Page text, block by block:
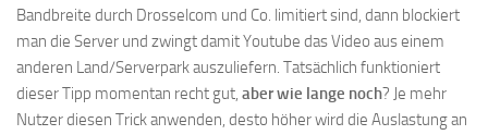
Bandbreite durch Drosselcom und Co. limitiert sind, dann blockiert
man die Server und zwingt damit Youtube das Video aus einem
anderen Land/Serverpark auszuliefern. Tatsächlich funktioniert
dieser Tipp momentan recht gut, aber wie lange noch? Je mehr
Nutzer diesen Trick anwenden, desto höher wird die Auslastung an